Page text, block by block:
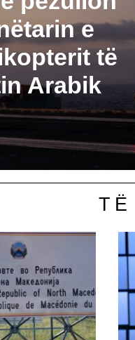
e
të
Arabik